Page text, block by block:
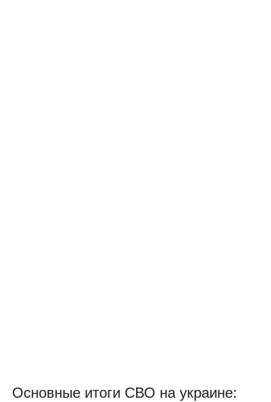
Основные итоги СВО на украине: